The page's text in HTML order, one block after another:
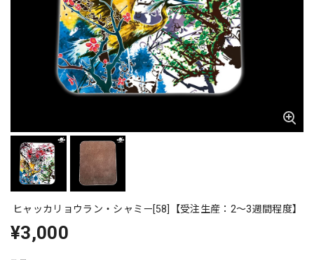
ヒャッカリョウラン・シャミー[58]【受注生産：2〜3週間程度】
¥3,000